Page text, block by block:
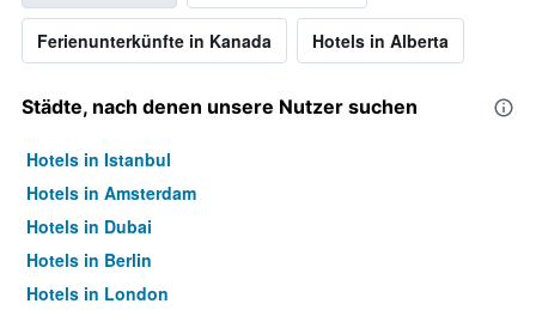
Ferienunterkünfte in Kanada Hotels in Alberta
Städte, nach denen unsere Nutzer suchen
Hotels in Istanbul
Hotels in Amsterdam
Hotels in Dubai
Hotels in Berlin
Hotels in London